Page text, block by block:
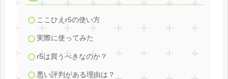
ここひえr5の使い方
実際に使ってみた
r5は買うべきなのか？
悪い評判がある理由は？